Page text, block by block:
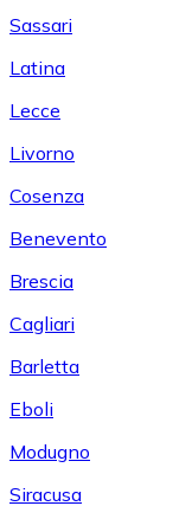
Sassari
Latina
Lecce
Livorno
Cosenza
Benevento
Brescia
Cagliari
Barletta
Eboli
Modugno
Siracusa